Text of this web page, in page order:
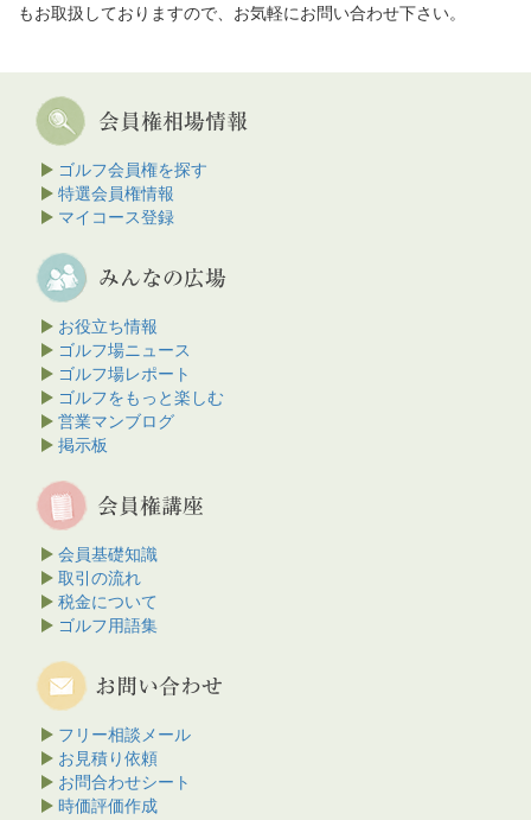
もお取扱しておりますので、お気軽にお問い合わせ下さい。
ゴルフ会員権を探す
特選会員権情報
マイコース登録
お役立ち情報
ゴルフ場ニュース
ゴルフ場レポート
ゴルフをもっと楽しむ
営業マンブログ
掲示板
会員基礎知識
取引の流れ
税金について
ゴルフ用語集
フリー相談メール
お見積り依頼
お問合わせシート
時価評価作成